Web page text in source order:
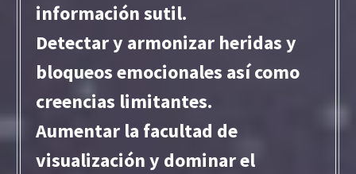
información sutil.
Detectar y armonizar heridas y
bloqueos emocionales así como
creencias limitantes.
Aumentar la facultad de
visualización y dominar el